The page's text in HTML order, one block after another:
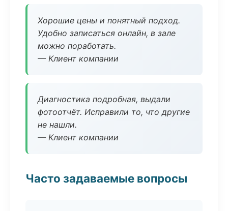
Хорошие цены и понятный подход.
Удобно записаться онлайн, в зале
можно поработать.
— Клиент компании
Диагностика подробная, выдали
фотоотчёт. Исправили то, что другие
не нашли.
— Клиент компании
Часто задаваемые вопросы